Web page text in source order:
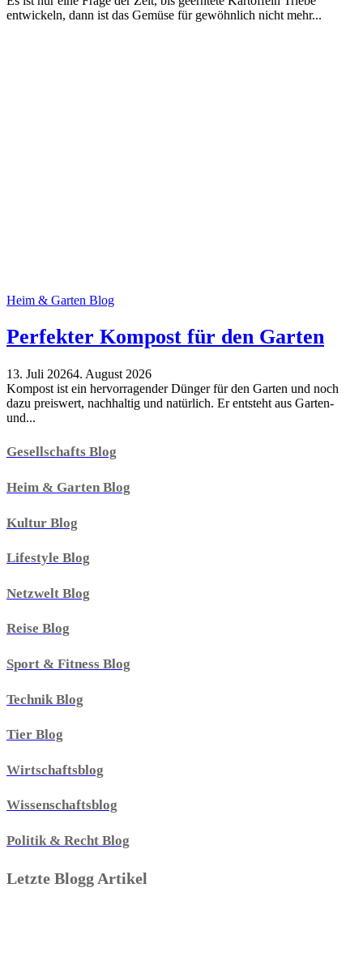
entwickeln, dann ist das Gemüse für gewöhnlich nicht mehr...
Heim & Garten Blog
Perfekter Kompost für den Garten
13. Juli 20264. August 2026
Kompost ist ein hervorragender Dünger für den Garten und noch
dazu preiswert, nachhaltig und natürlich. Er entsteht aus Garten-
und...
Gesellschafts Blog
Heim & Garten Blog
Kultur Blog
Lifestyle Blog
Netzwelt Blog
Reise Blog
Sport & Fitness Blog
Technik Blog
Tier Blog
Wirtschaftsblog
Wissenschaftsblog
Politik & Recht Blog
Letzte Blogg Artikel